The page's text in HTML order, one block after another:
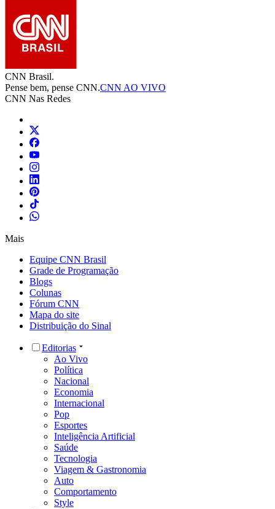
CNN Brasil.
Pense bem, pense CNN.CNN AO VIVO
CNN Nas Redes
Mais
Equipe CNN Brasil
Grade de Programação
Blogs
Colunas
Fórum CNN
Mapa do site
Distribuição do Sinal
Editorias
Ao Vivo
Política
Nacional
Economia
Internacional
Pop
Esportes
Inteligência Artificial
Saúde
Tecnologia
Viagem & Gastronomia
Auto
Comportamento
Style